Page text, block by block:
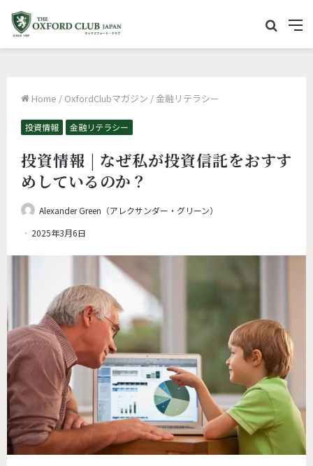
M
e
イ
Home / OxfordClubマガジン / 金融リテラシー
投資情報 金融リテラシー
投資情報 | なぜ私が投資信託をおすす
めしているのか？
Alexander Green（アレクサンダー・グリーン）
2025年3月6日